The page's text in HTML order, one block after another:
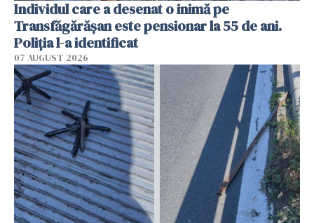
Individul care a desenat o inimă pe
Transfăgărășan este pensionar la 55 de ani.
Poliția l-a identificat
07 AUGUST 2026